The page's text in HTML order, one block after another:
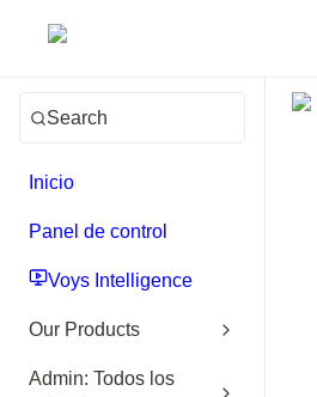
Search
Inicio
Panel de control
Voys Intelligence
Our Products
Admin: Todos los